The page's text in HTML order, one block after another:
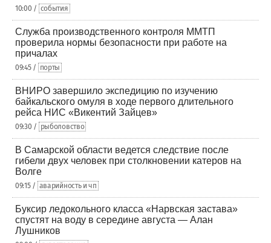
10:00 / события
Служба производственного контроля ММТП
проверила нормы безопасности при работе на
причалах
09:45 / порты
ВНИРО завершило экспедицию по изучению
байкальского омуля в ходе первого длительного
рейса НИС «Викентий Зайцев»
09:30 / рыболовство
В Самарской области ведется следствие после
гибели двух человек при столкновении катеров на
Волге
09:15 / аварийность и чп
Буксир ледокольного класса «Нарвская застава»
спустят на воду в середине августа — Алан
Лушников